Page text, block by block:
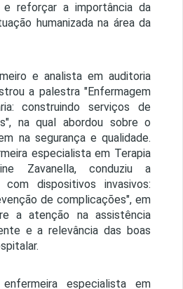
e reforçar a importância da
humanizada na área da
e analista em auditoria
a palestra "Enfermagem
construindo serviços de
na qual abordou sobre o
na segurança e qualidade.
especialista em Terapia
Zavanella, conduziu a
com dispositivos invasivos:
de complicações", em
a atenção na assistência
e a relevância das boas
especialista em